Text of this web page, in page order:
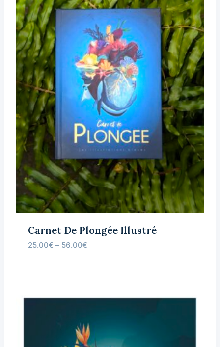
Carnet De Plongée Illustré
25.00€ – 56.00€